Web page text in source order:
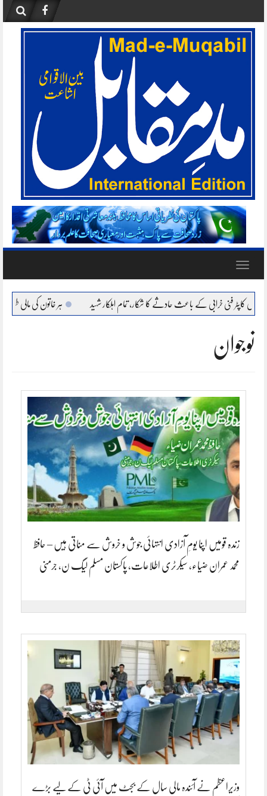
content
Toggle
کاپٹر فنی خرابی کے باعث حادثے کا شکار، تمام اہلکار شہید ہر خاتون کی مالی طور پر خود
نوجوان
زندہ قومیں اپنا یومِ آزادی انتہائی جوش و خروش سے مناتی ہیں – حافظ
محمد عمران ضیاء، سیکرٹری اطلاعات، پاکستان مسلم لیگ ن، جرمنی
وزیراعظم نے آئندہ مالی سال کے بجٹ میں آئی ٹی کے لیے بڑے